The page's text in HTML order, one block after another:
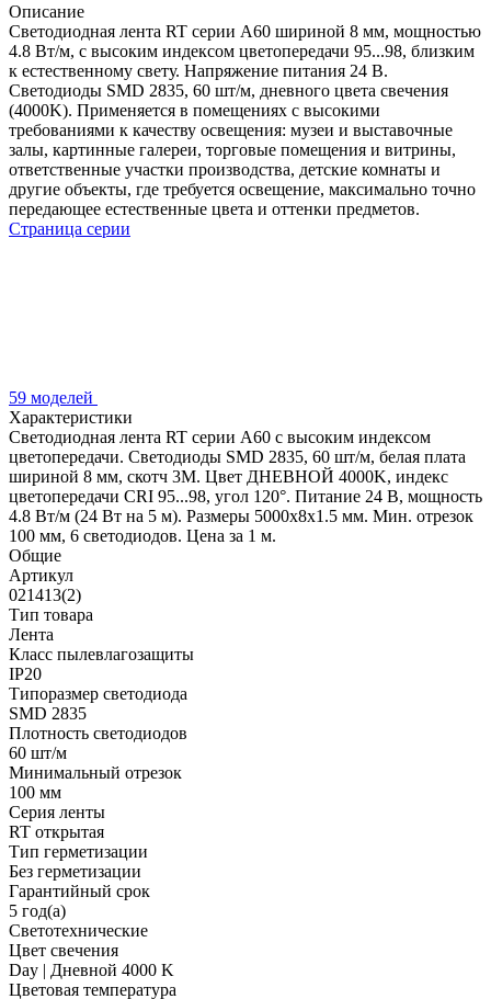
Описание
Светодиодная лента RT серии A60 шириной 8 мм, мощностью
4.8 Вт/м, с высоким индексом цветопередачи 95...98, близким
к естественному свету. Напряжение питания 24 В.
Светодиоды SMD 2835, 60 шт/м, дневного цвета свечения
(4000K). Применяется в помещениях с высокими
требованиями к качеству освещения: музеи и выставочные
залы, картинные галереи, торговые помещения и витрины,
ответственные участки производства, детские комнаты и
другие объекты, где требуется освещение, максимально точно
передающее естественные цвета и оттенки предметов.
Страница серии
59 моделей
Характеристики
Светодиодная лента RT серии A60 с высоким индексом
цветопередачи. Светодиоды SMD 2835, 60 шт/м, белая плата
шириной 8 мм, скотч 3М. Цвет ДНЕВНОЙ 4000K, индекс
цветопередачи CRI 95...98, угол 120°. Питание 24 В, мощность
4.8 Вт/м (24 Вт на 5 м). Размеры 5000х8х1.5 мм. Мин. отрезок
100 мм, 6 светодиодов. Цена за 1 м.
Общие
Артикул
021413(2)
Тип товара
Лента
Класс пылевлагозащиты
IP20
Типоразмер светодиода
SMD 2835
Плотность светодиодов
60 шт/м
Минимальный отрезок
100 мм
Серия ленты
RT открытая
Тип герметизации
Без герметизации
Гарантийный срок
5 год(а)
Светотехнические
Цвет свечения
Day | Дневной 4000 K
Цветовая температура